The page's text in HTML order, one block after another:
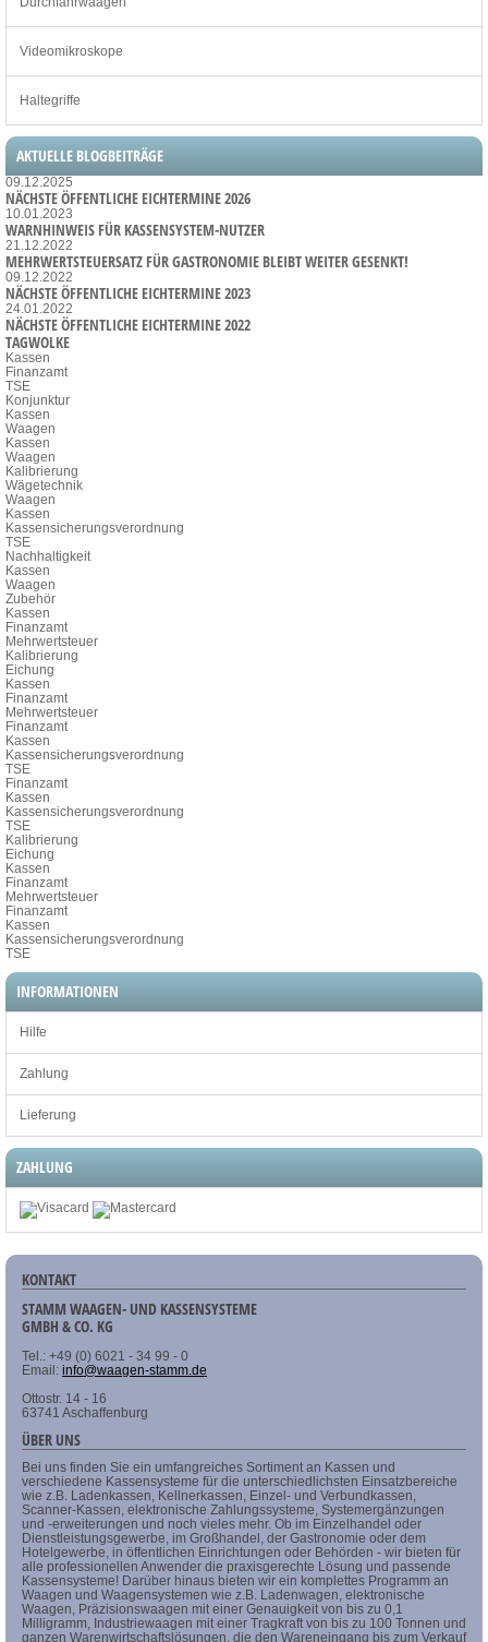
Videomikroskope
Haltegriffe
AKTUELLE BLOGBEITRÄGE
09.12.2025
NÄCHSTE ÖFFENTLICHE EICHTERMINE 2026
10.01.2023
WARNHINWEIS FÜR KASSENSYSTEM-NUTZER
21.12.2022
MEHRWERTSTEUERSATZ FÜR GASTRONOMIE BLEIBT WEITER GESENKT!
09.12.2022
NÄCHSTE ÖFFENTLICHE EICHTERMINE 2023
24.01.2022
NÄCHSTE ÖFFENTLICHE EICHTERMINE 2022
TAGWOLKE
Kassen
Finanzamt
TSE
Konjunktur
Kassen
Waagen
Kassen
Waagen
Kalibrierung
Wägetechnik
Waagen
Kassen
Kassensicherungsverordnung
TSE
Nachhaltigkeit
Kassen
Waagen
Zubehör
Kassen
Finanzamt
Mehrwertsteuer
Kalibrierung
Eichung
Kassen
Finanzamt
Mehrwertsteuer
Finanzamt
Kassen
Kassensicherungsverordnung
TSE
Finanzamt
Kassen
Kassensicherungsverordnung
TSE
Kalibrierung
Eichung
Kassen
Finanzamt
Mehrwertsteuer
Finanzamt
Kassen
Kassensicherungsverordnung
TSE
INFORMATIONEN
Hilfe
Zahlung
Lieferung
ZAHLUNG
KONTAKT
STAMM WAAGEN- UND KASSENSYSTEME
GMBH & CO. KG
Tel.: +49 (0) 6021 - 34 99 - 0
Email: info@waagen-stamm.de
Ottostr. 14 - 16
63741 Aschaffenburg
ÜBER UNS
Bei uns finden Sie ein umfangreiches Sortiment an Kassen und
verschiedene Kassensysteme für die unterschiedlichsten Einsatzbereiche
wie z.B. Ladenkassen, Kellnerkassen, Einzel- und Verbundkassen,
Scanner-Kassen, elektronische Zahlungssysteme, Systemergänzungen
und -erweiterungen und noch vieles mehr. Ob im Einzelhandel oder
Dienstleistungsgewerbe, im Großhandel, der Gastronomie oder dem
Hotelgewerbe, in öffentlichen Einrichtungen oder Behörden - wir bieten für
alle professionellen Anwender die praxisgerechte Lösung und passende
Kassensysteme! Darüber hinaus bieten wir ein komplettes Programm an
Waagen und Waagensystemen wie z.B. Ladenwagen, elektronische
Waagen, Präzisionswaagen mit einer Genauigkeit von bis zu 0,1
Milligramm, Industriewaagen mit einer Tragkraft von bis zu 100 Tonnen und
ganzen Warenwirtschaftslösungen, die den Wareneingang bis zum Verkauf